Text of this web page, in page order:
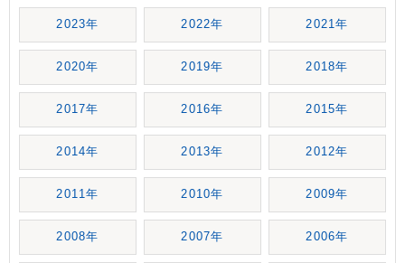
2023年 2022年 2021年
2020年 2019年 2018年
2017年 2016年 2015年
2014年 2013年 2012年
2011年 2010年 2009年
2008年 2007年 2006年